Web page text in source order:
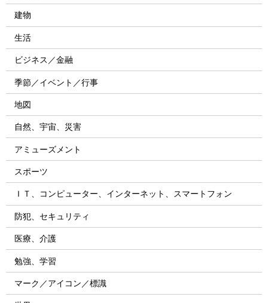
建物
生活
ビジネス／金融
季節／イベント／行事
地図
自然、宇宙、災害
アミューズメント
スポーツ
ＩＴ、コンピューター、インターネット、スマートフォン
防犯、セキュリティ
医療、介護
勉強、学習
マーク／アイコン／標識